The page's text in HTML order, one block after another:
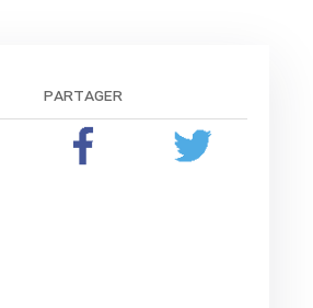
partager